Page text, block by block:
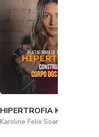
HIPERTROFIA KF TEAM
Karoline Felix Soares de Almeida